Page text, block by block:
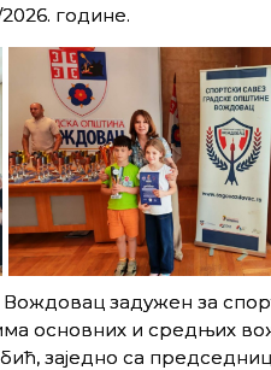
године.
задужен за
основних и средњих
заједно са